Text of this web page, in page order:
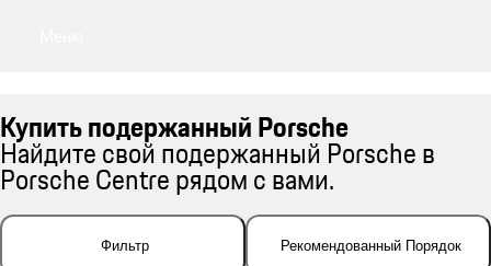
Купить подержанный Porsche
Найдите свой подержанный Porsche в
Porsche Centre рядом с вами.
Фильтр Рекомендованный Порядок